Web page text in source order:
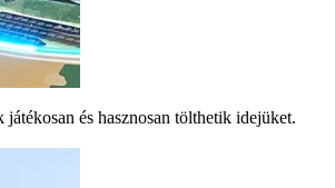
és hasznosan tölthetik idejüket.